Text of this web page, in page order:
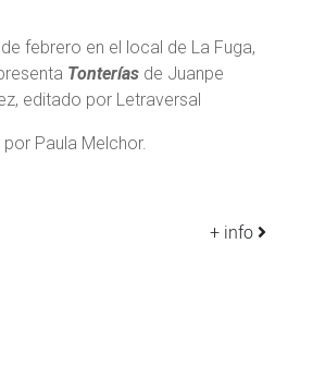
febrero en el local de La Fuga,
Tonterías de Juanpe
editado por Letraversal
Paula Melchor.
+ info